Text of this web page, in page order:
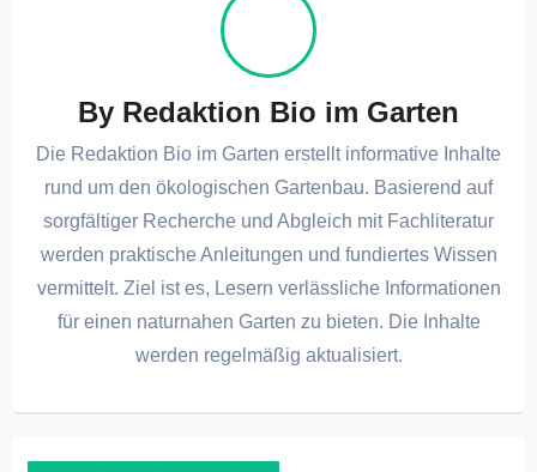
By Redaktion Bio im Garten
Die Redaktion Bio im Garten erstellt informative Inhalte
rund um den ökologischen Gartenbau. Basierend auf
sorgfältiger Recherche und Abgleich mit Fachliteratur
werden praktische Anleitungen und fundiertes Wissen
vermittelt. Ziel ist es, Lesern verlässliche Informationen
für einen naturnahen Garten zu bieten. Die Inhalte
werden regelmäßig aktualisiert.